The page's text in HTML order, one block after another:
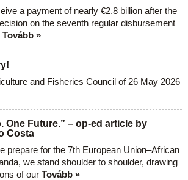
a payment of nearly €2.8 billion after the
on the seventh regular disbursement
Tovább »
and Fisheries Council of 26 May 2026
One Future.” – op-ed article by
Costa
prepare for the 7th European Union–African
we stand shoulder to shoulder, drawing
of our Tovább »